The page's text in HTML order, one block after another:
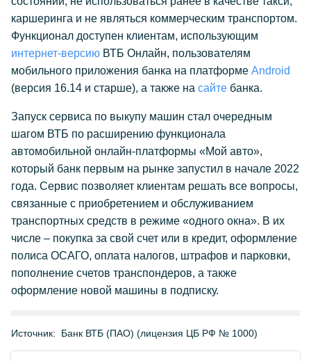
каршеринга и не являться коммерческим транспортом.
Функционал доступен клиентам, использующим
интернет-версию ВТБ Онлайн, пользователям
мобильного приложения банка на платформе Android
(версия 16.14 и старше), а также на сайте банка.
Запуск сервиса по выкупу машин стал очередным
шагом ВТБ по расширению функционала
автомобильной онлайн-платформы «Мой авто»,
который банк первым на рынке запустил в начале 2022
года. Сервис позволяет клиентам решать все вопросы,
связанные с приобретением и обслуживанием
транспортных средств в режиме «одного окна». В их
числе – покупка за свой счет или в кредит, оформление
полиса ОСАГО, оплата налогов, штрафов и парковки,
пополнение счетов транспондеров, а также
оформление новой машины в подписку.
Источник: Банк ВТБ (ПАО) (лицензия ЦБ РФ № 1000)